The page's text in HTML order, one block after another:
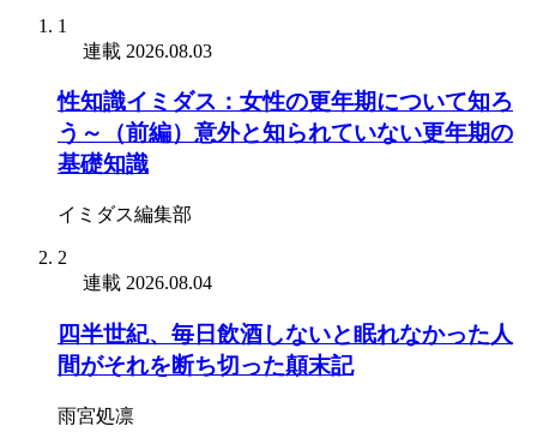
1
連載 2026.08.03
性知識イミダス：女性の更年期について知ろ
う～（前編）意外と知られていない更年期の
基礎知識
イミダス編集部
2
連載 2026.08.04
四半世紀、毎日飲酒しないと眠れなかった人
間がそれを断ち切った顛末記
雨宮処凛